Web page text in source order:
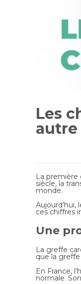
Les
autre
La première
siècle, la
monde.
ces chiffres
Une
La greffe
que la
En France,
normale.